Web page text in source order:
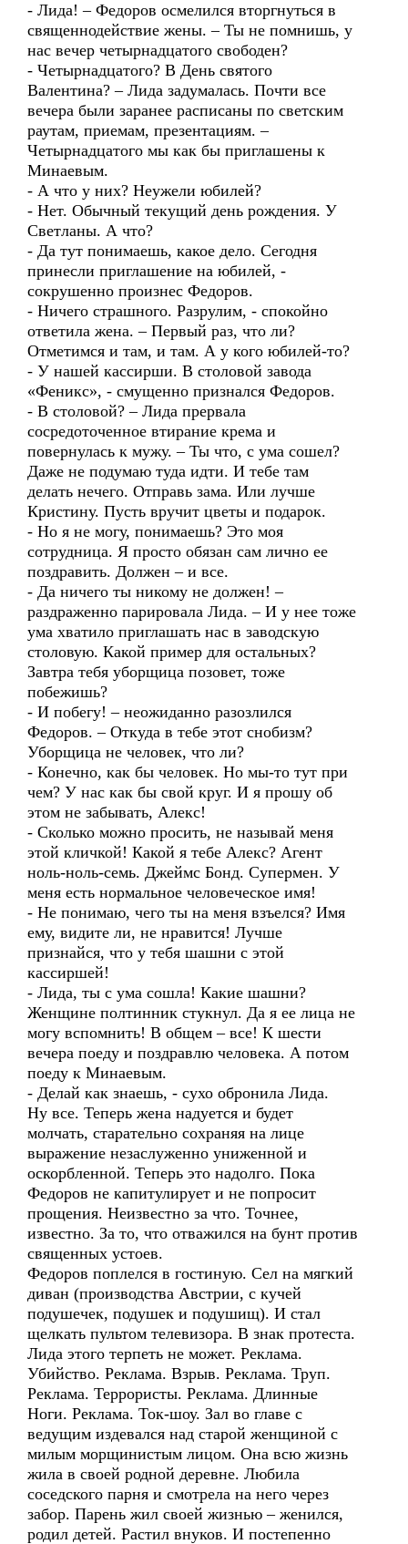
- Лида! – Федоров осмелился вторгнуться в
священнодействие жены. – Ты не помнишь, у
нас вечер четырнадцатого свободен?
- Четырнадцатого? В День святого
Валентина? – Лида задумалась. Почти все
вечера были заранее расписаны по светским
раутам, приемам, презентациям. –
Четырнадцатого мы как бы приглашены к
Минаевым.
- А что у них? Неужели юбилей?
- Нет. Обычный текущий день рождения. У
Светланы. А что?
- Да тут понимаешь, какое дело. Сегодня
принесли приглашение на юбилей, -
сокрушенно произнес Федоров.
- Ничего страшного. Разрулим, - спокойно
ответила жена. – Первый раз, что ли?
Отметимся и там, и там. А у кого юбилей-то?
- У нашей кассирши. В столовой завода
«Феникс», - смущенно признался Федоров.
- В столовой? – Лида прервала
сосредоточенное втирание крема и
повернулась к мужу. – Ты что, с ума сошел?
Даже не подумаю туда идти. И тебе там
делать нечего. Отправь зама. Или лучше
Кристину. Пусть вручит цветы и подарок.
- Но я не могу, понимаешь? Это моя
сотрудница. Я просто обязан сам лично ее
поздравить. Должен – и все.
- Да ничего ты никому не должен! –
раздраженно парировала Лида. – И у нее тоже
ума хватило приглашать нас в заводскую
столовую. Какой пример для остальных?
Завтра тебя уборщица позовет, тоже
побежишь?
- И побегу! – неожиданно разозлился
Федоров. – Откуда в тебе этот снобизм?
Уборщица не человек, что ли?
- Конечно, как бы человек. Но мы-то тут при
чем? У нас как бы свой круг. И я прошу об
этом не забывать, Алекс!
- Сколько можно просить, не называй меня
этой кличкой! Какой я тебе Алекс? Агент
ноль-ноль-семь. Джеймс Бонд. Супермен. У
меня есть нормальное человеческое имя!
- Не понимаю, чего ты на меня взъелся? Имя
ему, видите ли, не нравится! Лучше
признайся, что у тебя шашни с этой
кассиршей!
- Лида, ты с ума сошла! Какие шашни?
Женщине полтинник стукнул. Да я ее лица не
могу вспомнить! В общем – все! К шести
вечера поеду и поздравлю человека. А потом
поеду к Минаевым.
- Делай как знаешь, - сухо обронила Лида.
Ну все. Теперь жена надуется и будет
молчать, старательно сохраняя на лице
выражение незаслуженно униженной и
оскорбленной. Теперь это надолго. Пока
Федоров не капитулирует и не попросит
прощения. Неизвестно за что. Точнее,
известно. За то, что отважился на бунт против
священных устоев.
Федоров поплелся в гостиную. Сел на мягкий
диван (производства Австрии, с кучей
подушечек, подушек и подушищ). И стал
щелкать пультом телевизора. В знак протеста.
Лида этого терпеть не может. Реклама.
Убийство. Реклама. Взрыв. Реклама. Труп.
Реклама. Террористы. Реклама. Длинные
Ноги. Реклама. Ток-шоу. Зал во главе с
ведущим издевался над старой женщиной с
милым морщинистым лицом. Она всю жизнь
жила в своей родной деревне. Любила
соседского парня и смотрела на него через
забор. Парень жил своей жизнью – женился,
родил детей. Растил внуков. И постепенно